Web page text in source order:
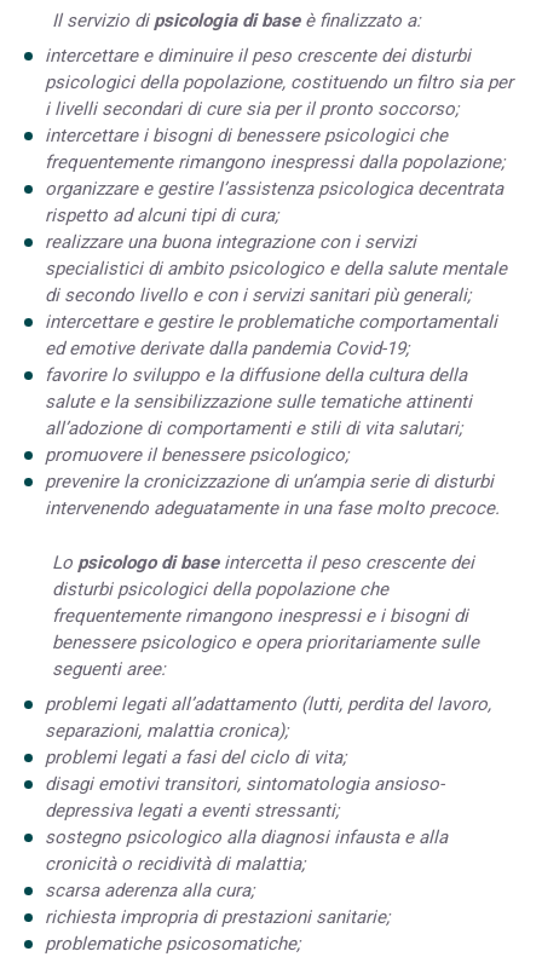
Il servizio di psicologia di baseè finalizzato a:
intercettare e diminuire il peso crescente dei disturbi
psicologici della popolazione, costituendo un filtro sia per
i livelli secondari di cure sia per il pronto soccorso;
intercettare i bisogni di benessere psicologici che
frequentemente rimangono inespressi dalla popolazione;
organizzare e gestire l’assistenza psicologica decentrata
rispetto ad alcuni tipi di cura;
realizzare una buona integrazione con i servizi
specialistici di ambito psicologico e della salute mentale
di secondo livello e con i servizi sanitari più generali;
intercettare e gestire le problematiche comportamentali
ed emotive derivate dalla pandemia Covid-19;
favorire lo sviluppo e la diffusione della cultura della
salute e la sensibilizzazione sulle tematiche attinenti
all’adozione di comportamenti e stili di vita salutari;
promuovere il benessere psicologico;
prevenire la cronicizzazione di un’ampia serie di disturbi
intervenendo adeguatamente in una fase molto precoce.
Lo psicologo di baseintercetta il peso crescente dei
disturbi psicologici della popolazione che
frequentemente rimangono inespressi e i bisogni di
benessere psicologico e opera prioritariamente sulle
seguenti aree:
problemi legati all’adattamento (lutti, perdita del lavoro,
separazioni, malattia cronica);
problemi legati a fasi del ciclo di vita;
disagi emotivi transitori, sintomatologia ansioso-
depressiva legati a eventi stressanti;
sostegno psicologico alla diagnosi infausta e alla
cronicità o recidività di malattia;
scarsa aderenza alla cura;
richiesta impropria di prestazioni sanitarie;
problematiche psicosomatiche;